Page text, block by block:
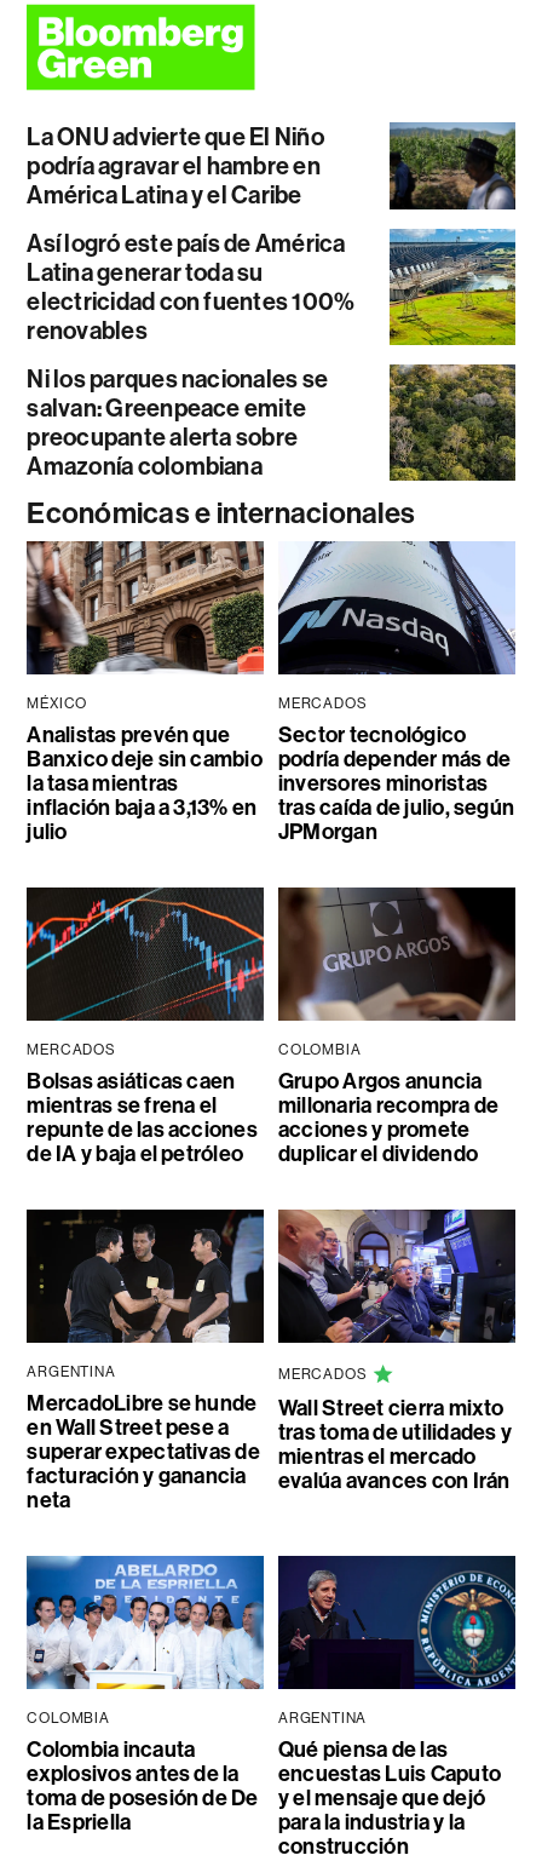
La ONU advierte que El Niño
podría agravar el hambre en
América Latina y el Caribe
Así logró este país de América
Latina generar toda su
electricidad con fuentes 100%
renovables
Ni los parques nacionales se
salvan: Greenpeace emite
preocupante alerta sobre
Amazonía colombiana
Económicas e internacionales
MÉXICO
Analistas prevén que
Banxico deje sin cambio
la tasa mientras
inflación baja a 3,13% en
julio
MERCADOS
Sector tecnológico
podría depender más de
inversores minoristas
tras caída de julio, según
JPMorgan
MERCADOS
Bolsas asiáticas caen
mientras se frena el
repunte de las acciones
de IA y baja el petróleo
COLOMBIA
Grupo Argos anuncia
millonaria recompra de
acciones y promete
duplicar el dividendo
ARGENTINA
MercadoLibre se hunde
en Wall Street pese a
superar expectativas de
facturación y ganancia
neta
MERCADOS
Wall Street cierra mixto
tras toma de utilidades y
mientras el mercado
evalúa avances con Irán
COLOMBIA
Colombia incauta
explosivos antes de la
toma de posesión de De
la Espriella
ARGENTINA
Qué piensa de las
encuestas Luis Caputo
y el mensaje que dejó
para la industria y la
construcción